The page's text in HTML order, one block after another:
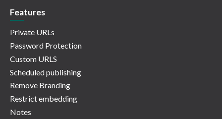
Features
Private URLs
Password Protection
Custom URLS
Scheduled publishing
Remove Branding
Restrict embedding
Notes